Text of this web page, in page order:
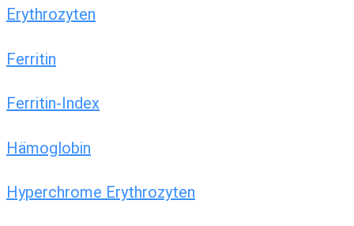
Erythrozyten
Ferritin
Ferritin-Index
Hämoglobin
Hyperchrome Erythrozyten